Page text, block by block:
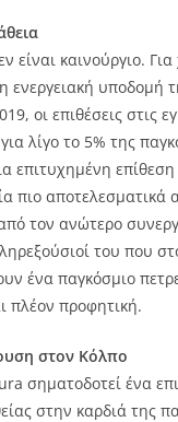
είναι καινούργιο.
ενεργειακή υποδομή
οι επιθέσεις στις
λίγο το 5% της
επιτυχημένη
πιο
τον ανώτερο
του που
ένα παγκόσμιο
πλέον προφητική.
στον Κόλπο
σηματοδοτεί ένα
στην καρδιά της